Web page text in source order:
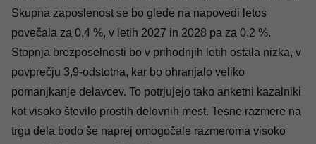
Skupna zaposlenost se bo glede na napovedi letos
povečala za 0,4 %, v letih 2027 in 2028 pa za 0,2 %.
Stopnja brezposelnosti bo v prihodnjih letih ostala nizka, v
povprečju 3,9-odstotna, kar bo ohranjalo veliko
pomanjkanje delavcev. To potrjujejo tako anketni kazalniki
kot visoko število prostih delovnih mest. Tesne razmere na
trgu dela bodo še naprej omogočale razmeroma visoko